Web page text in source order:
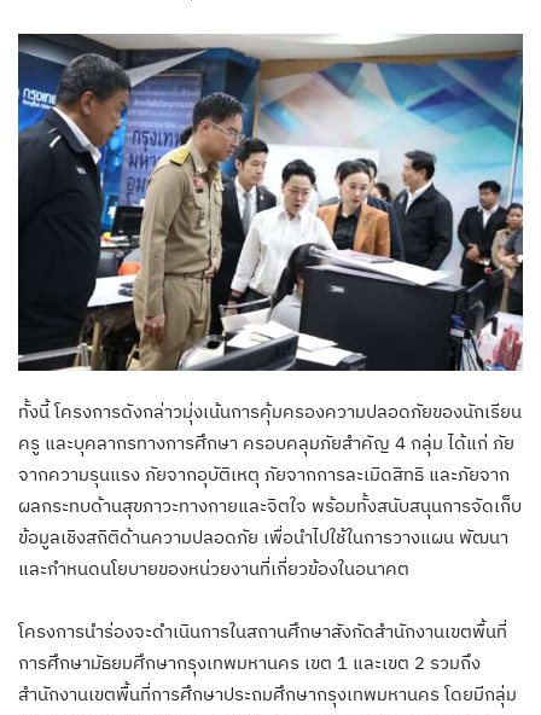
ทั้งนี้ โครงการดังกล่าวมุ่งเน้นการคุ้มครองความปลอดภัยของนักเรียน
ครู และบุคลากรทางการศึกษา ครอบคลุมภัยสำคัญ 4 กลุ่ม ได้แก่ ภัย
จากความรุนแรง ภัยจากอุบัติเหตุ ภัยจากการละเมิดสิทธิ และภัยจาก
ผลกระทบด้านสุขภาวะทางกายและจิตใจ พร้อมทั้งสนับสนุนการจัดเก็บ
ข้อมูลเชิงสถิติด้านความปลอดภัย เพื่อนำไปใช้ในการวางแผน พัฒนา
และกำหนดนโยบายของหน่วยงานที่เกี่ยวข้องในอนาคต
โครงการนำร่องจะดำเนินการในสถานศึกษาสังกัดสำนักงานเขตพื้นที่
การศึกษามัธยมศึกษากรุงเทพมหานคร เขต 1 และเขต 2 รวมถึง
สำนักงานเขตพื้นที่การศึกษาประถมศึกษากรุงเทพมหานคร โดยมีกลุ่ม